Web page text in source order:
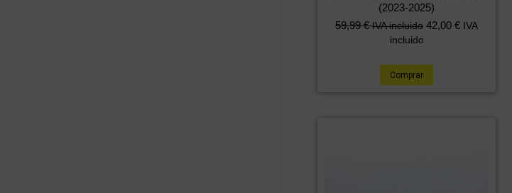
(2023-2025)
59,99€ IVA incluido 42,00 € IVA
incluido
Comprar